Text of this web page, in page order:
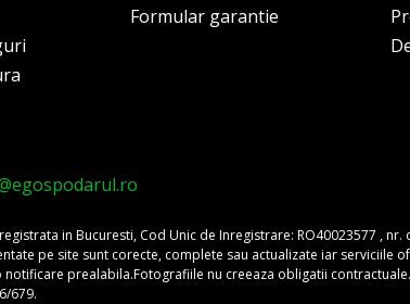
Formular garantie
in Bucuresti, Cod Unic de Inregistrare: RO40023577
pe site sunt corecte, complete sau actualizate iar
prealabila.Fotografiile nu creeaza obligatii
679.